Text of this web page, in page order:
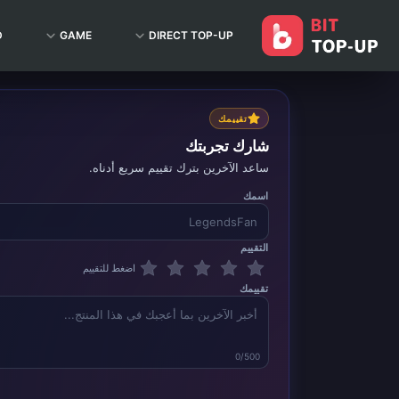
DIRECT TOP-UP
GAME
تقييمك
شارك تجربتك
ساعد الآخرين بترك تقييم سريع أدناه.
اسمك
التقييم
اضغط للتقييم
تقييمك
0/500